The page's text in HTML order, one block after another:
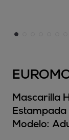
Mascarilla
Modelo: